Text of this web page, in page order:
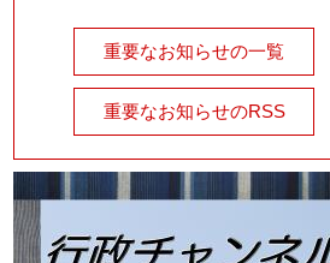
重要なお知らせの一覧
重要なお知らせのRSS